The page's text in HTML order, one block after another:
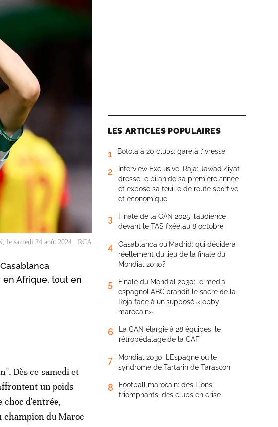
le samedi 24 août 2024.. RCA
Afrique, tout en
Dès ce samedi et
un poids
choc d'entrée,
champion du Maroc
LES ARTICLES POPULAIRES
1 Botola à 20 clubs: gare à l’ivresse
2
Interview Exclusive. Raja: Jawad Ziyat
dresse le bilan de sa première année
et expose sa feuille de route sportive
et économique
3
Finale de la CAN 2025: l’audience
devant le TAS fixée au 8 octobre
4
Casablanca ou Madrid: qui décidera
réellement du lieu de la finale du
Mondial 2030?
5
Finale du Mondial 2030: le média
espagnol ABC brandit le sacre de la
Roja face à un supposé «lobby
marocain»
6
La CAN élargie à 28 équipes: le
rétropédalage de la CAF
7
Mondial 2030: L’Espagne ou le
syndrome de Tartarin de Tarascon
8
Football marocain: des Lions
triomphants, des clubs en crise